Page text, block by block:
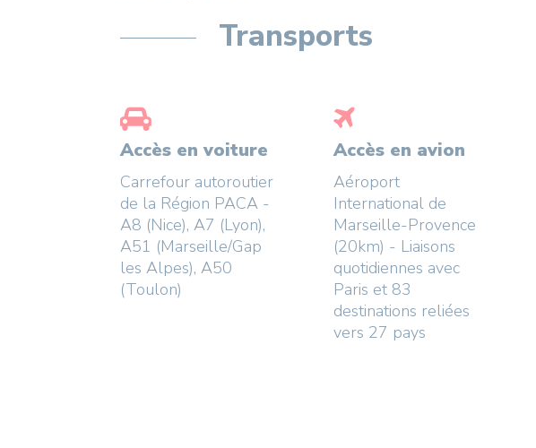
Transports
Accès en voiture
Carrefour autoroutier
de la Région PACA -
A8 (Nice), A7 (Lyon),
A51 (Marseille/Gap
les Alpes), A50
(Toulon)
Accès en avion
Aéroport
International de
Marseille-Provence
(20km) - Liaisons
quotidiennes avec
Paris et 83
destinations reliées
vers 27 pays